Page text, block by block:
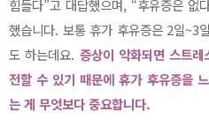
힘들다”고 대답했으며, “후유증은
했습니다. 보통 휴가 후유증은 2일~3
도 하는데요. 증상이 악화되면 스트
전할 수 있기 때문에 휴가 후유증을
는 게 무엇보다 중요합니다.